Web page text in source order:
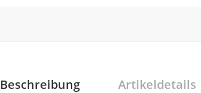
Beschreibung Artikeldetails